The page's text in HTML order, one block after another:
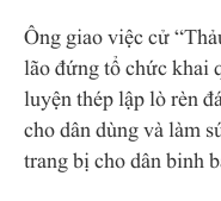
Ông giao việc cử
lão đứng tổ chức khai
luyện thép lập lò rèn
cho dân dùng và làm
trang bị cho dân binh